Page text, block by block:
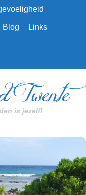
Blog Links
Twente
is jezelf!